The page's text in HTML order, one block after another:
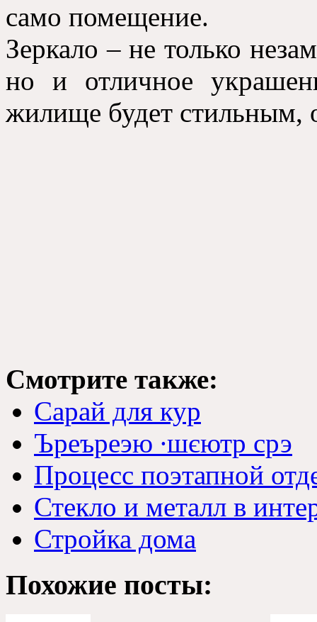
само помещение.
Зеркало – не только
но и отличное
жилище будет
Смотрите также:
Сарай для кур
Ъреъреэю ∙шєютр срэ
Процесс поэтапной
Стекло и металл в
Стройка дома
Похожие посты: